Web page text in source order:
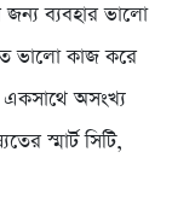
জন্য ব্যবহার ভালো
ভালো কাজ করে
একসাথে অসংখ্য
স্মার্ট সিটি,